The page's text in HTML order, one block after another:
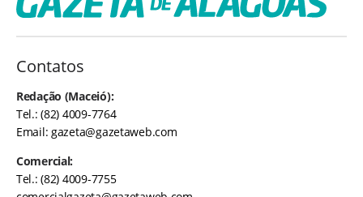
Contatos
Redação (Maceió):
Tel.: (82) 4009-7764
Email:gazeta@gazetaweb.com
Comercial:
Tel.: (82) 4009-7755